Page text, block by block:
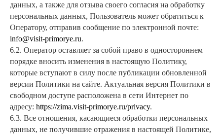
данных, а также для отзыва своего согласия на обработку
персональных данных, Пользователь может обратиться к
Оператору, отправив сообщение по электронной почте:
info@visit-primorye.ru.
6.2. Оператор оставляет за собой право в одностороннем
порядке вносить изменения в настоящую Политику,
которые вступают в силу после публикации обновленной
версии Политики на сайте. Актуальная версия Политики в
свободном доступе расположена в сети Интернет по
адресу: https://zima.visit-primorye.ru/privacy.
6.3. Все отношения, касающиеся обработки персональных
данных, не получившие отражения в настоящей Политике,